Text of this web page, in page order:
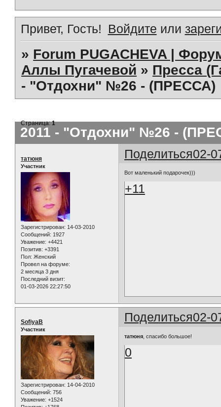
Привет, Гость! Войдите или
» Forum PUGACHEVA |
Аллы Пугачевой » Пресса
- "Отдохни" №26 - (ПРЕССА)
2011 - "Отдохни" №26 -
Страница:1
Поделиться02-
татюня
Участник
Зарегистрирован: 14-03-2010
Сообщений: 1927
Уважение: +4421
Позитив: +3391
Пол: Женский
Провел на форуме:
2 месяца 3 дня
Последний визит:
01-03-2026 22:27:50
Вот маленький подарочек)))
+11
Поделиться02-
SofiyaB
Участник
Зарегистрирован: 14-04-2010
Сообщений: 756
Уважение: +1524
татюня , спасибо большое!
0